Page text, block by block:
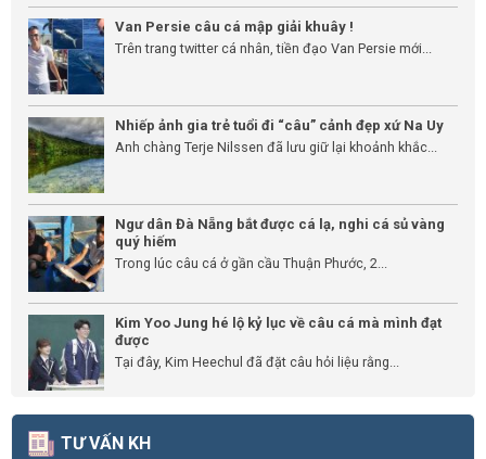
Van Persie câu cá mập giải khuây !
Trên trang twitter cá nhân, tiền đạo Van Persie mới...
Nhiếp ảnh gia trẻ tuổi đi “câu” cảnh đẹp xứ Na Uy
Anh chàng Terje Nilssen đã lưu giữ lại khoảnh khắc...
Ngư dân Đà Nẵng bắt được cá lạ, nghi cá sủ vàng
quý hiếm
Trong lúc câu cá ở gần cầu Thuận Phước, 2...
Kim Yoo Jung hé lộ kỷ lục về câu cá mà mình đạt
được
Tại đây, Kim Heechul đã đặt câu hỏi liệu rằng...
TƯ VẤN KH